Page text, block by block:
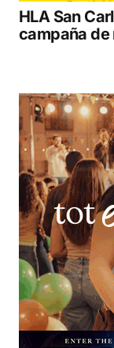
HLA San
campaña